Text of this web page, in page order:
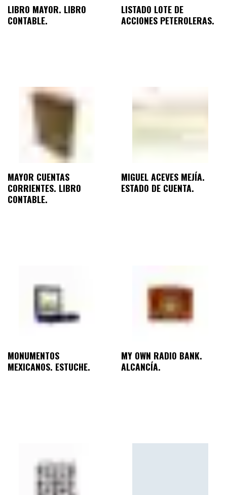
LIBRO MAYOR. LIBRO
CONTABLE.
LISTADO LOTE DE
ACCIONES PETEROLERAS.
MAYOR CUENTAS
CORRIENTES. LIBRO
CONTABLE.
MIGUEL ACEVES MEJÍA.
ESTADO DE CUENTA.
MONUMENTOS
MEXICANOS. ESTUCHE.
MY OWN RADIO BANK.
ALCANCÍA.